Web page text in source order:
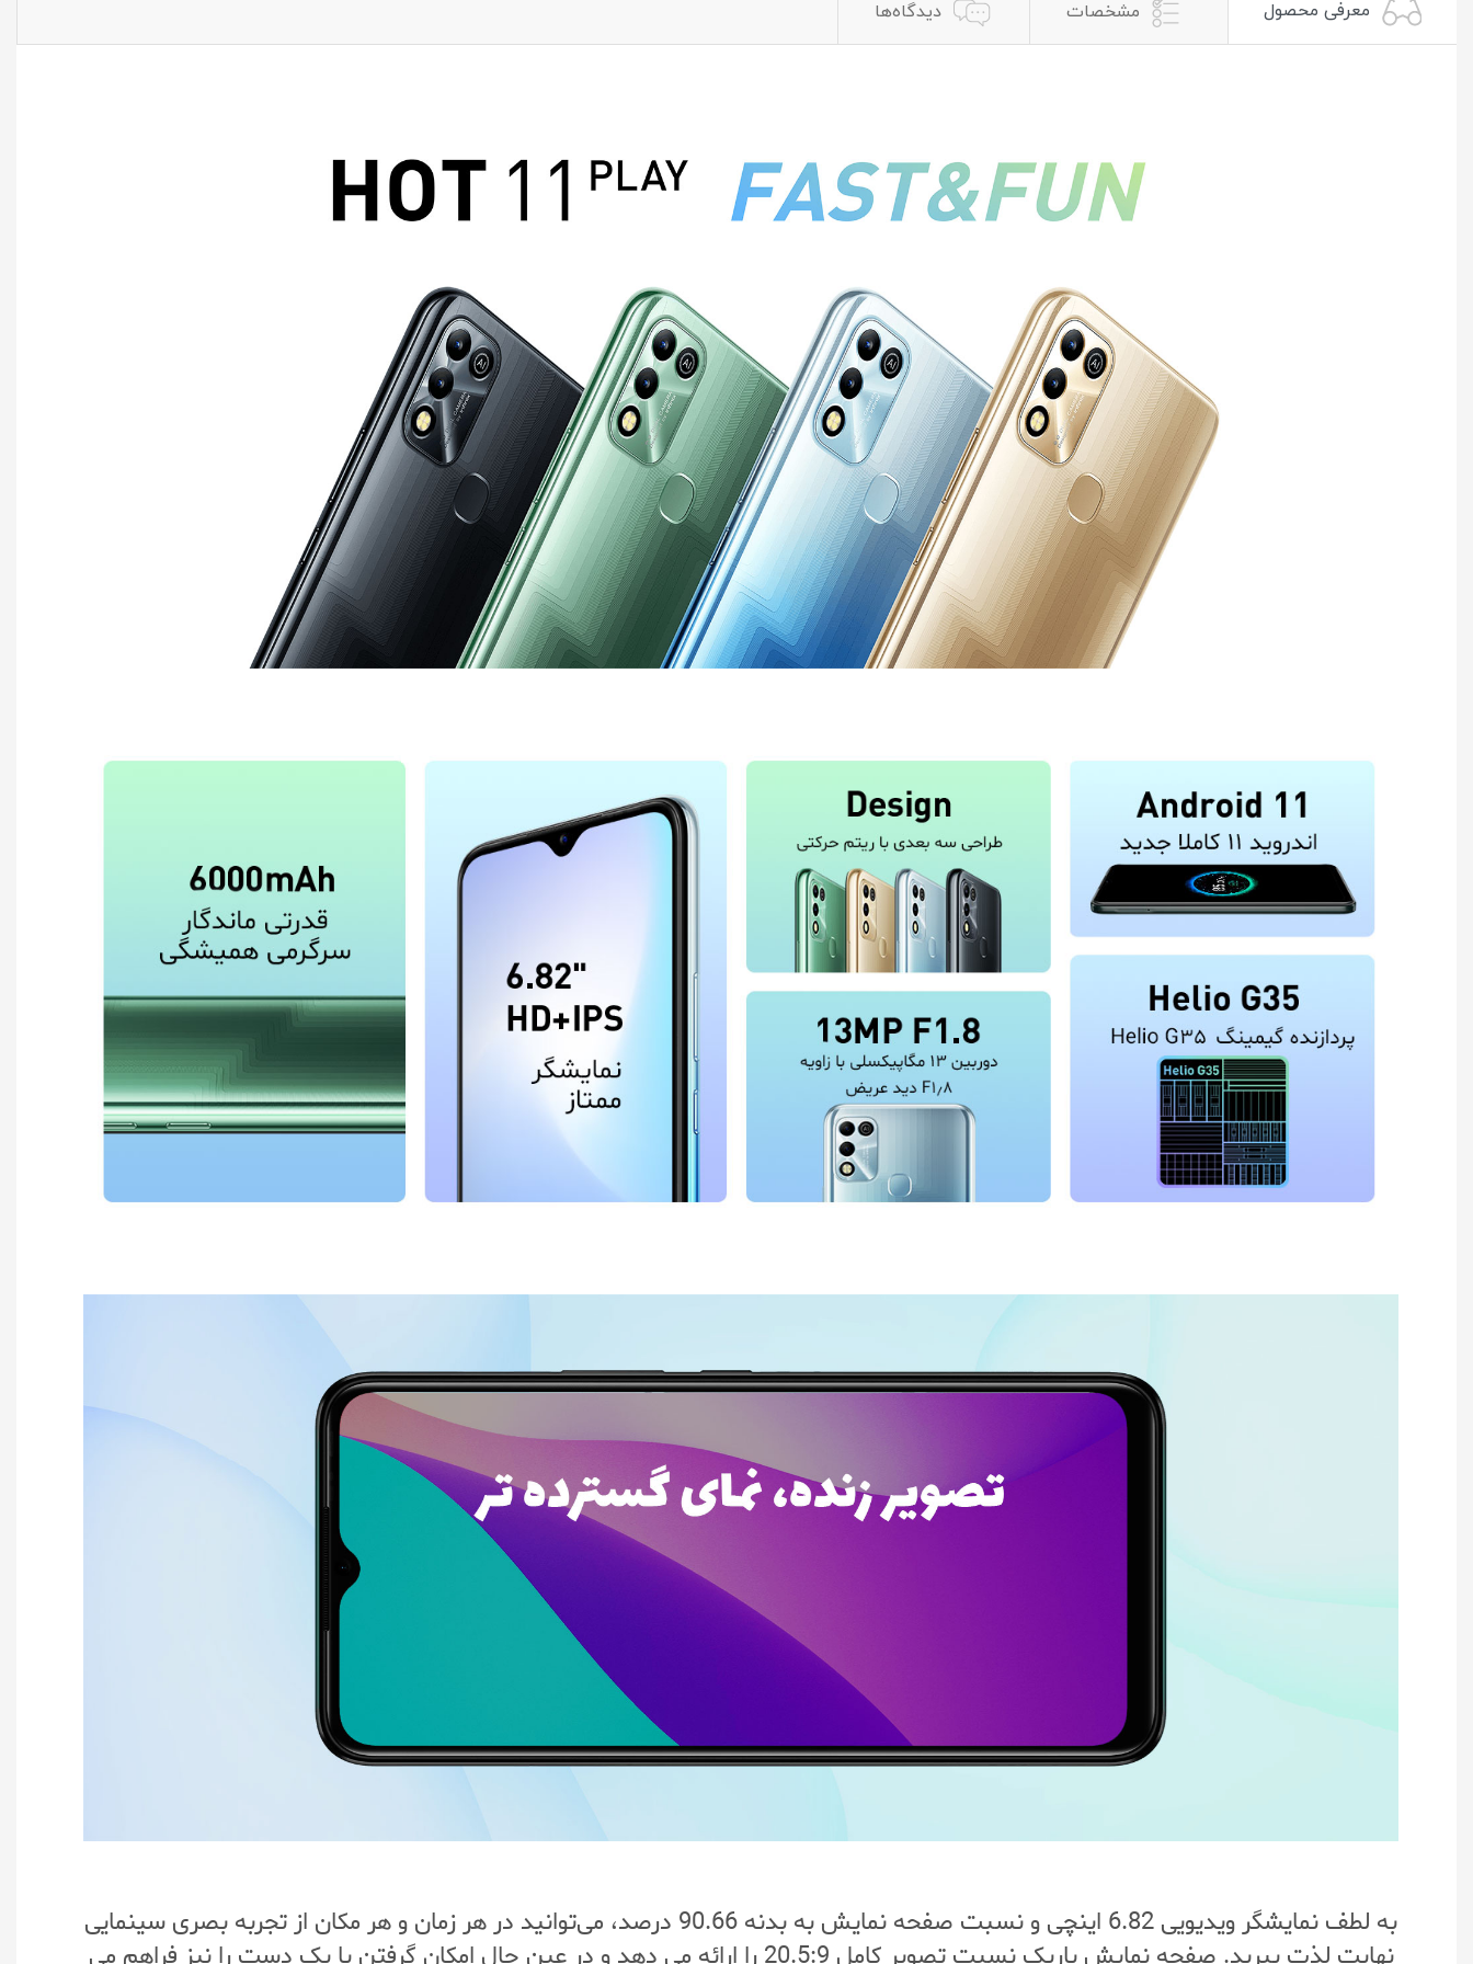
معرفی محصول مشخصات دیدگاه‌ها
به لطف نمایشگر ویدیویی 6.82 اینچی و نسبت صفحه نمایش به بدنه 90.66 درصد، می‌توانید در هر زمان و هر مکان از تجربه بصری سینمایی
نهایت لذت ببرید. صفحه نمایش باریک نسبت تصویر کامل 20.5:9 را ارائه می دهد و در عین حال امکان گرفتن با یک دست را نیز فراهم می